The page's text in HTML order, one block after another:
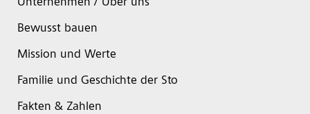
Unternehmen / Über uns
Bewusst bauen
Mission und Werte
Familie und Geschichte der Sto
Fakten & Zahlen